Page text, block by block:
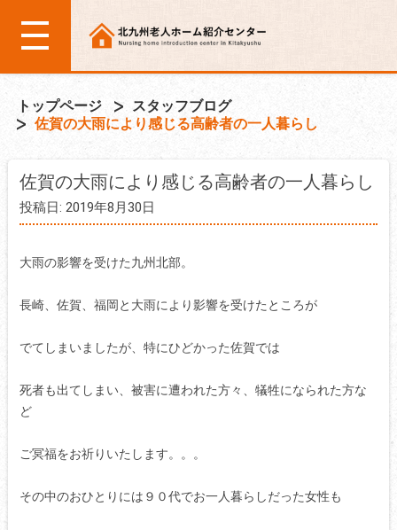
トップページ
スタッフブログ
佐賀の大雨により感じる高齢者の一人暮らし
佐賀の大雨により感じる高齢者の一人暮らし
投稿日: 2019年8月30日
大雨の影響を受けた九州北部。
長崎、佐賀、福岡と大雨により影響を受けたところが
でてしまいましたが、特にひどかった佐賀では
死者も出てしまい、被害に遭われた方々、犠牲になられた方な
ど
ご冥福をお祈りいたします。。。
その中のおひとりには９０代でお一人暮らしだった女性も